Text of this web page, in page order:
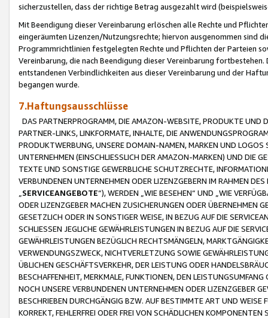
sicherzustellen, dass der richtige Betrag ausgezahlt wird
Mit Beendigung dieser Vereinbarung erlöschen alle Rechte und
eingeräumten Lizenzen/Nutzungsrechte; hiervon ausgenommen sind
Programmrichtlinien festgelegten Rechte und Pflichten der Parteien
Vereinbarung, die nach Beendigung dieser Vereinbarung
entstandenen Verbindlichkeiten aus dieser Vereinbarung und der
begangen wurde.
7.Haftungsausschlüsse
DAS PARTNERPROGRAMM, DIE AMAZON-WEBSITE, PRODUKTE UND
PARTNER-LINKS, LINKFORMATE, INHALTE, DIE
PRODUKTWERBUNG, UNSERE DOMAIN-NAMEN, MARKEN UND
UNTERNEHMEN (EINSCHLIESSLICH DER AMAZON-MARKEN) UND DIE
TEXTE UND SONSTIGE GEWERBLICHE SCHUTZRECHTE,
VERBUNDENEN UNTERNEHMEN ODER LIZENZGEBERN IM RAHMEN
SERVICEANGEBOTE“), WERDEN „WIE BESEHEN“ UND „WIE
ODER LIZENZGEBER MACHEN ZUSICHERUNGEN ODER ÜBERNEHMEN
GESETZLICH ODER IN SONSTIGER WEISE, IN BEZUG AUF DIE
SCHLIESSEN JEGLICHE GEWÄHRLEISTUNGEN IN BEZUG AUF DIE
GEWÄHRLEISTUNGEN BEZÜGLICH RECHTSMÄNGELN,
VERWENDUNGSZWECK, NICHTVERLETZUNG SOWIE
ÜBLICHEN GESCHÄFTSVERKEHR, DER LEISTUNG ODER
BESCHAFFENHEIT, MERKMALE, FUNKTIONEN, DEN
NOCH UNSERE VERBUNDENEN UNTERNEHMEN ODER LIZENZGEBER
BESCHRIEBEN DURCHGÄNGIG BZW. AUF BESTIMMTE ART UND
KORREKT, FEHLERFREI ODER FREI VON SCHÄDLICHEN